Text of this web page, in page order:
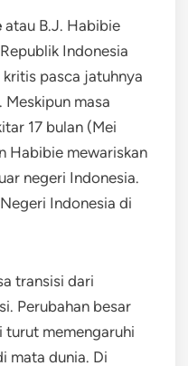
atau B.J. Habibie
Indonesia
pasca jatuhnya
Meskipun masa
17 bulan (Mei
Habibie mewariskan
negeri Indonesia.
Indonesia di
transisi dari
Perubahan besar
memengaruhi
mata dunia. Di